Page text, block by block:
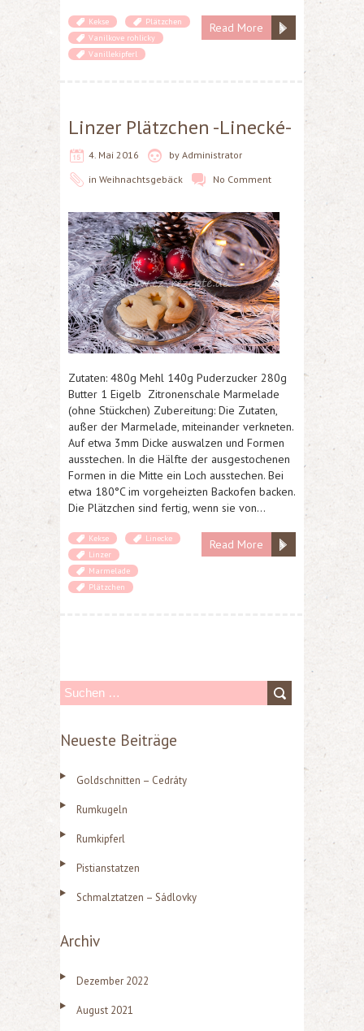
Read More
Kekse
Plätzchen
Vanilkove rohlicky
Vanillekipferl
Linzer Plätzchen -Linecké-
4. Mai 2016 by Administrator
in Weihnachtsgebäck No Comment
Zutaten: 480g Mehl 140g Puderzucker 280g
Butter 1 Eigelb Zitronenschale Marmelade
(ohne Stückchen) Zubereitung: Die Zutaten,
außer der Marmelade, miteinander verkneten.
Auf etwa 3mm Dicke auswalzen und Formen
ausstechen. In die Hälfte der ausgestochenen
Formen in die Mitte ein Loch ausstechen. Bei
etwa 180°C im vorgeheizten Backofen backen.
Die Plätzchen sind fertig, wenn sie von…
Read More
Kekse
Linecke
Linzer
Marmelade
Plätzchen
c
n
a
c
Neueste Beiträge
Goldschnitten – Cedráty
Rumkugeln
Rumkipferl
Pistianstatzen
Schmalztatzen – Sádlovky
Archiv
Dezember 2022
August 2021